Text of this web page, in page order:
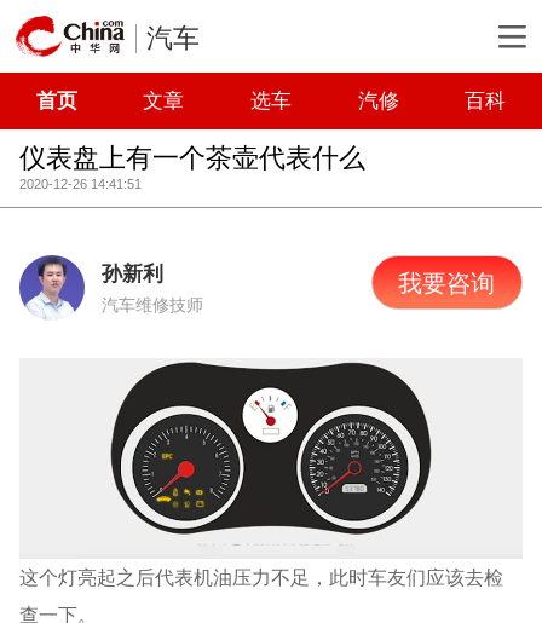
汽车
首页 文章 选车 汽修 百科
仪表盘上有一个茶壶代表什么
2020-12-26 14:41:51
孙新利
汽车维修技师
我要咨询
这个灯亮起之后代表机油压力不足，此时车友们应该去检
查一下。